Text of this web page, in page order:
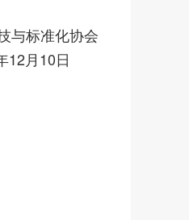
与标准化协会
12月10日